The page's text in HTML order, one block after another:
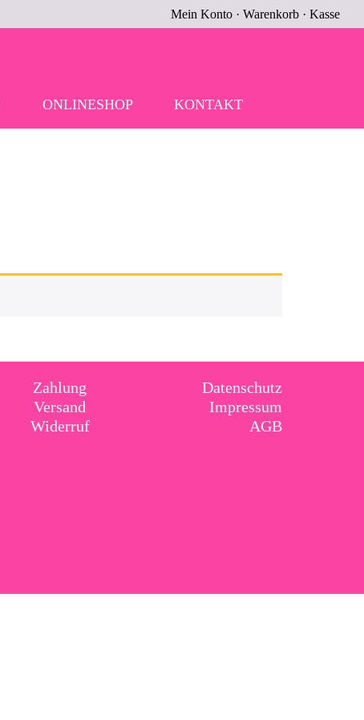
Mein Konto · Warenkorb · Kasse
ONLINESHOP KONTAKT
Zahlung
Versand
Widerruf
Datenschutz
Impressum
AGB